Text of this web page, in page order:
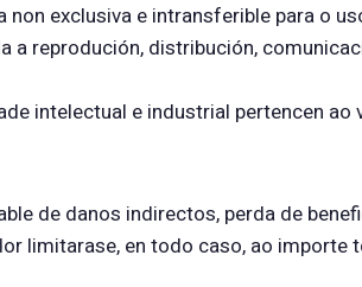
non exclusiva e intransferible para o
a reprodución, distribución,
intelectual e industrial pertencen
de danos indirectos, perda de
limitarase, en todo caso, ao